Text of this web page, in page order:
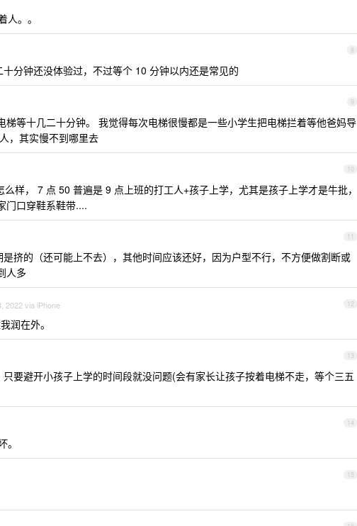
。。
8
分钟还没体验过，不过等个 10 分钟以内还是常见的
9
梯等十几二十分钟。 我觉得每次电梯很慢都是一些小学生把电梯拦着等他爸妈导
，其实慢不到哪里去
10
样， 7 点 50 普遍是 9 点上班的打工人+孩子上学，尤其是孩子上学才是牛批，
门口穿鞋系鞋带....
11
挤的（还可能上不去），其他时间应该还好，因为户型不行，不方便做割断或
人多
12
2022 via iPhone
润在外。
13
要避开小孩子上学的时间段就没问题(会有家长让孩子按着电梯不走，等个三五
14
15